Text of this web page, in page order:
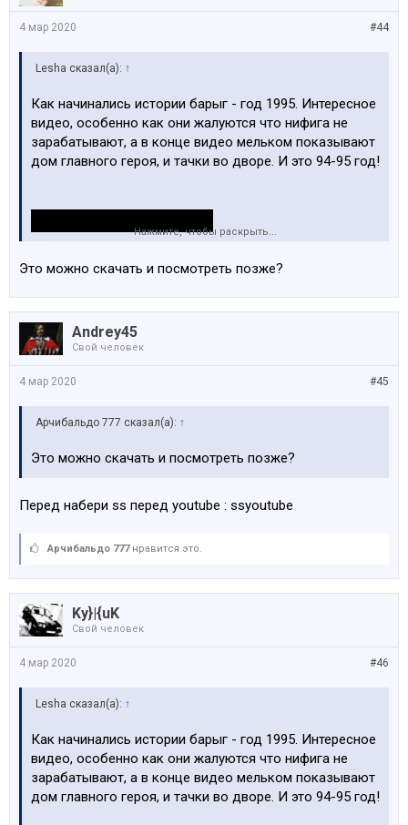
#44
4 мар 2020
Lesha сказал(а): ↑
Как начинались истории барыг - год 1995. Интересное
видео, особенно как они жалуются что нифига не
зарабатывают, а в конце видео мельком показывают
дом главного героя, и тачки во дворе. И это 94-95 год!
Нажмите, чтобы раскрыть...
Это можно скачать и посмотреть позже?
Andrey45
Свой человек
#45
4 мар 2020
Арчибальдо 777 сказал(а): ↑
Это можно скачать и посмотреть позже?
Перед набери ss перед youtube : ssyoutube
Арчибальдо 777нравится это.
Ky}|{uK
Свой человек
#46
4 мар 2020
Lesha сказал(а): ↑
Как начинались истории барыг - год 1995. Интересное
видео, особенно как они жалуются что нифига не
зарабатывают, а в конце видео мельком показывают
дом главного героя, и тачки во дворе. И это 94-95 год!